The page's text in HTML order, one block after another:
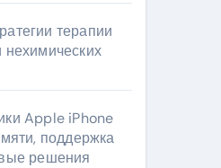
терапии
нехимических
Apple iPhone
поддержка
решения